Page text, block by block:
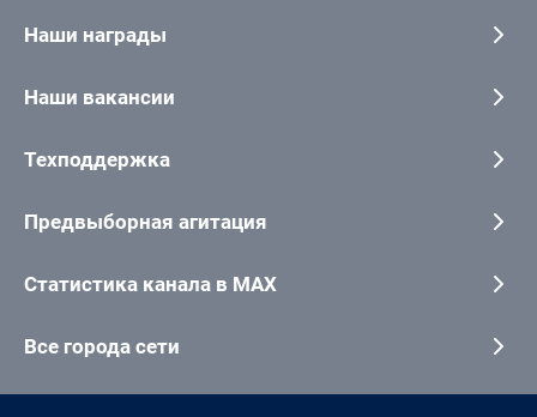
Наши награды
Наши вакансии
Техподдержка
Предвыборная агитация
Статистика канала в MAX
Все города сети